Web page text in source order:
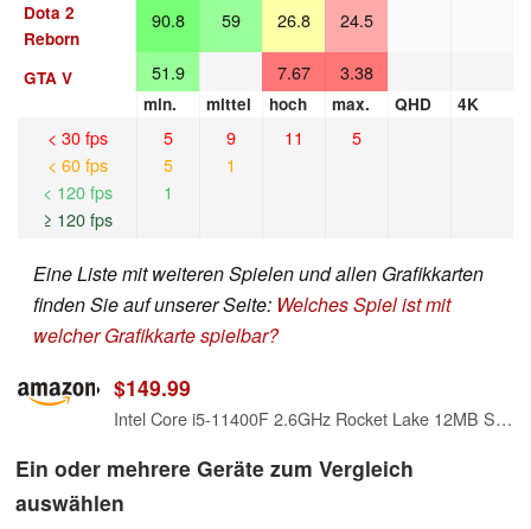
Dota 2
Reborn
90.8 59 26.8 24.5
GTA V 51.9 7.67 3.38
min. mittel hoch max. QHD 4K
< 30 fps
< 60 fps
< 120 fps
≥ 120 fps
5
5
1
9
1
11 5
Eine Liste mit weiteren Spielen und allen Grafikkarten
finden Sie auf unserer Seite: Welches Spiel ist mit
welcher Grafikkarte spielbar?
$149.99
Intel Core i5-11400F 2.6GHz Rocket Lake 12MB Smart Cache Desktop Processor Boxed
Ein oder mehrere Geräte zum Vergleich
auswählen